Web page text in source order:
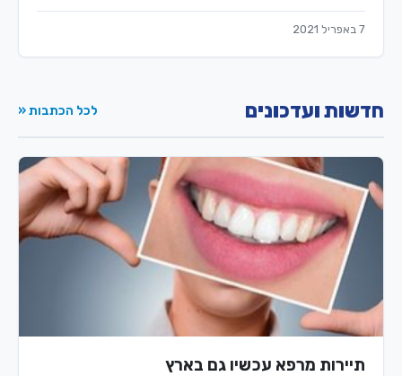
7 באפריל 2021
חדשות ועדכונים לכל הכתבות «
תיירות מרפא עכשיו גם בארץ